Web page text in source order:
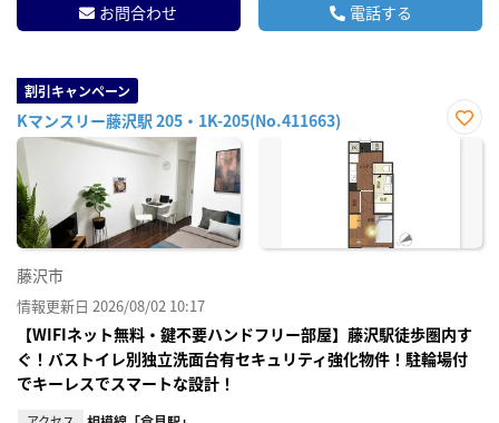
お問合わせ 電話する
割引キャンペーン
Kマンスリー藤沢駅 205・1K-205(No.411663)
お気
藤沢市
情報更新日 2026/08/02 10:17
【WIFIネット無料・鍵不要ハンドフリー部屋】藤沢駅徒歩圏内す
ぐ！バストイレ別独立洗面台有セキュリティ強化物件！駐輪場付
でキーレスでスマートな設計！